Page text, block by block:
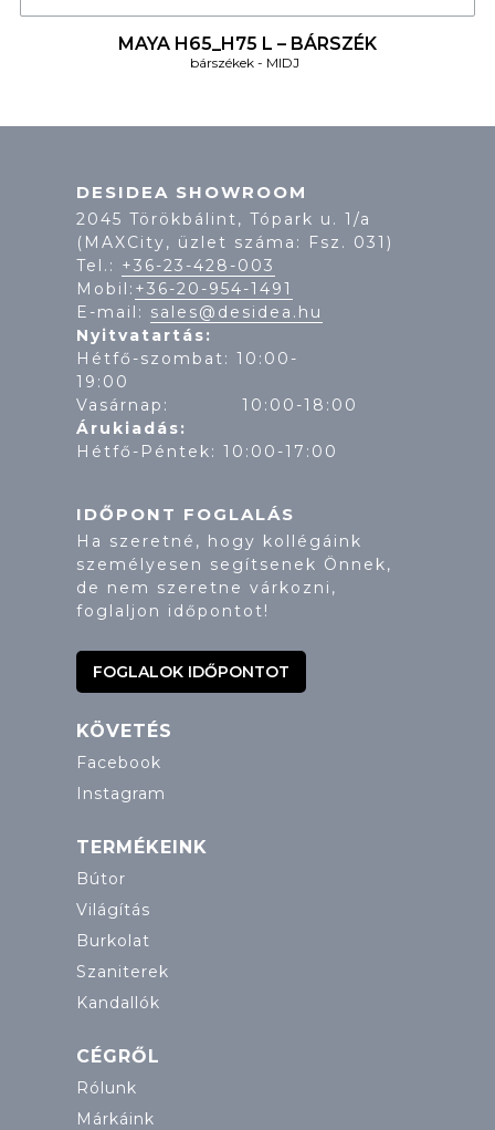
MAYA H65_H75 L – BÁRSZÉK
bárszékek MIDJ
DESIDEA SHOWROOM
2045 Törökbálint, Tópark u. 1/a
(MAXCity, üzlet száma: Fsz. 031)
Tel.: +36-23-428-003
Mobil: +36-20-954-1491
E-mail: sales@desidea.hu
Nyitvatartás:
Hétfő-szombat: 10:00-
Vasárnap: 10:00-18:00
Árukiadás:
Hétfő-Péntek: 10:00-17:00
IDŐPONT FOGLALÁS
Ha szeretné, hogy kollégáink
személyesen segítsenek Önnek,
de nem szeretne várkozni,
foglaljon időpontot!
FOGLALOK IDŐPONTOT
KÖVETÉS
Facebook
Instagram
TERMÉKEINK
Bútor
Világítás
Burkolat
Szaniterek
Kandallók
CÉGRŐL
Rólunk
Márkáink